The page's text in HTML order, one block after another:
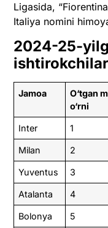
Ligasida,
Italiya nomini
2024-25-
Jamoa
O‘tgan
o‘rni
Inter 1
Milan 2
Yuventus 3
Atalanta 4
Bolonya 5